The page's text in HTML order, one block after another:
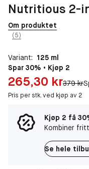
Nutritious 2-
Om produktet
(5)
Variant: 125 ml
Spar 30% • Kjøp 2
Pris: 265,30 kr
265,30 krOriginal
379 kr
Pris per stk. ved kjøp av 2
Kjøp 2 få
Kombiner
Se hele